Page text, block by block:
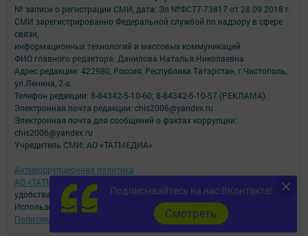
Подписывайтесь на нас ВКонтакте!
Cмотреть
№ записи о регистрации СМИ, дата: Эл №ФС77-73817 от 28.09.2018 г.
СМИ зарегистрированно Федеральной службой по надзору в сфере
связи,
информационных технологий и массовых коммуникаций
ФИО главного редактора: Данилова Наталья Николаевна
Адрес редакции: 422980, Россия, Республика Татарстан, г.Чистополь,
ул.Ленина, 2-а.
Телефон редакции: 8-84342-5-10-60; 8-84342-5-10-57 (РЕКЛАМА).
Электронная почта редакции: chis2006@yandex.ru
Электронная почта для сообщений о фактах коррупции:
chis2006@yandex.ru
Учредитель СМИ: АО «ТАТМЕДИА»
Антикоррупционная политика
АО «ТАТМЕДИА» использует «cookie»
для персонализации сервисов и
удобства пользователей сайтом.
Использование «cookie» можно отменить в настройках браузера.
Политика конфиденциальности